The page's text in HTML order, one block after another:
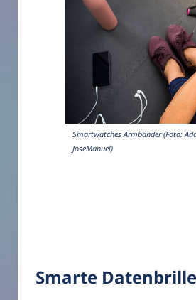
Smartwatches Armbänder (Foto:
JoseManuel)
Smarte